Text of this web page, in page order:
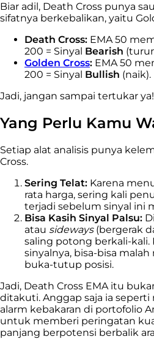
Biar adil, Death Cross punya
sifatnya berkebalikan, yaitu
Death Cross: EMA 50
200 = Sinyal Bearish
Golden Cross: EMA 50
200 = Sinyal Bullish (naik).
Jadi, jangan sampai tertukar ya!
Yang Perlu Kamu
Setiap alat analisis punya
Cross.
Sering Telat: Karena
rata harga, sering kali
terjadi sebelum sinyal ini
Bisa Kasih Sinyal Palsu:
atau sideways(bergerak
saling potong berkali-kali.
sinyalnya, bisa-bisa
buka-tutup posisi.
Jadi, Death Cross EMA itu
ditakuti. Anggap saja ia seperti
alarm kebakaran di portofolio
untuk memberi peringatan
panjang berpotensi berbalik